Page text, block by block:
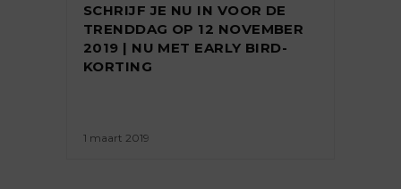
SCHRIJF JE NU IN VOOR DE
TRENDDAG OP 12 NOVEMBER
2019 | NU MET EARLY BIRD-
KORTING
1 maart 2019